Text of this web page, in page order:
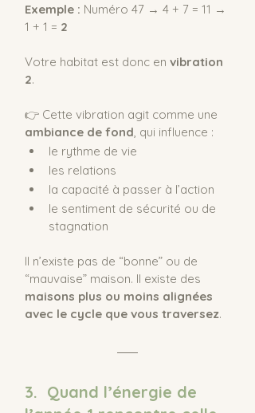
Exemple : Numéro 47 → 4 + 7 = 11 →
1 + 1 = 2
Votre habitat est donc en vibration
2.
👉 Cette vibration agit comme une
ambiance de fond , qui influence :
le rythme de vie
les relations
la capacité à passer à l’action
le sentiment de sécurité ou de
stagnation
Il n’existe pas de “bonne” ou de
“mauvaise” maison. Il existe des
maisons plus ou moins alignées
avec le cycle que vous traversez.
3.  Quand l’énergie de